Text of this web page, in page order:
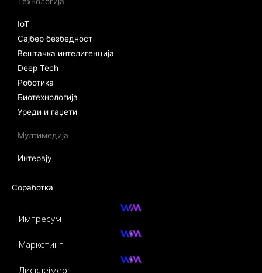
IoT
Сајбер безбедност
Вештачка интелигенција
Deep Tech
Роботика
Биотехнологија
Уреди и гаџети
Мултимедија
Интервју
Соработка
Импресум
Маркетинг
Дисклејмер